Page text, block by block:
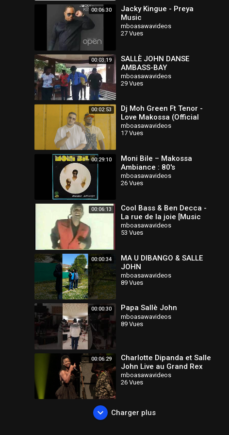
00:06:30
Jacky Kingue - Preya
Music
mboasawavideos
27 Vues
00:03:19
SALLÈ JOHN DANSE
AMBASS-BAY
mboasawavideos
29 Vues
00:02:53
Dj Moh Green Ft Tenor -
Love Makossa (Official
Music Video)
mboasawavideos
17 Vues
00:29:10
Moni Bile – Makossa
Ambiance : 80's
CAMEROONIAN Folk Latin
Pop African Music ALBUM
mboasawavideos
26 Vues
00:06:13
Cool Bass & Ben Decca -
La rue de la joie [Music
Video, HQ Audio]
mboasawavideos
53 Vues
00:00:34
MA U DIBANGO & SALLE
JOHN
mboasawavideos
89 Vues
00:00:30 Papa Sallè John
mboasawavideos
89 Vues
00:06:29
Charlotte Dipanda et Salle
John Live au Grand Rex
Paris
mboasawavideos
26 Vues
Charger plus